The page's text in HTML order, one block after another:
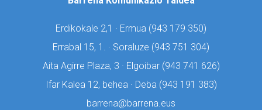
Erdikokale 2,1 · Ermua (943 179 350)
Errabal 15, 1. · Soraluze (943 751 304)
Aita Agirre Plaza, 3 · Elgoibar (943 741 626)
Ifar Kalea 12, behea · Deba (943 191 383)
barrena@barrena.eus